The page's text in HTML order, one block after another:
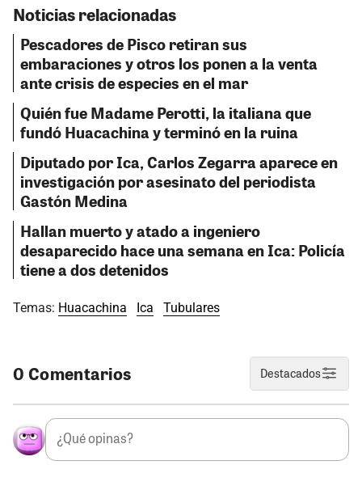
Noticias relacionadas
Pescadores de Pisco retiran sus
embaraciones y otros los ponen a la venta
ante crisis de especies en el mar
Quién fue Madame Perotti, la italiana que
fundó Huacachina y terminó en la ruina
Diputado por Ica, Carlos Zegarra aparece en
investigación por asesinato del periodista
Gastón Medina
Hallan muerto y atado a ingeniero
desaparecido hace una semana en Ica: Policía
tiene a dos detenidos
Temas: Huacachina Ica Tubulares
0 Comentarios Destacados